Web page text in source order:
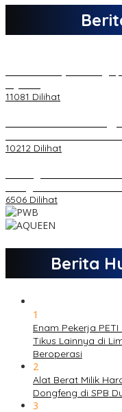
11081 Dilihat
10212 Dilihat
6506 Dilihat
Berita
1
Enam Pekerja
Tikus Lainnya di
Beroperasi
2
Alat Berat Milik
Dongfeng di SPB
3